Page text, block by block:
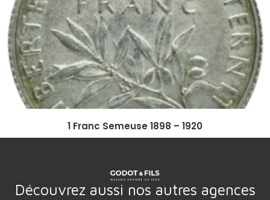
1 Franc Semeuse 1898 – 1920
Découvrez aussi nos autres agences